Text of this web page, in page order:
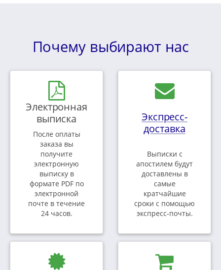
Почему выбирают нас
Электронная
выписка
После оплаты
заказа вы
получите
электронную
выписку в
формате PDF по
электронной
почте в течение
24 часов.
Экспресс-
доставка
Выписки с
апостилем будут
доставлены в
самые
кратчайшие
сроки с помощью
экспресс-почты.